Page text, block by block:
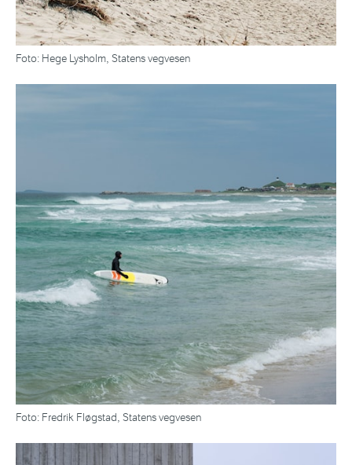
Foto: Hege Lysholm, Statens vegvesen
Foto: Fredrik Fløgstad, Statens vegvesen